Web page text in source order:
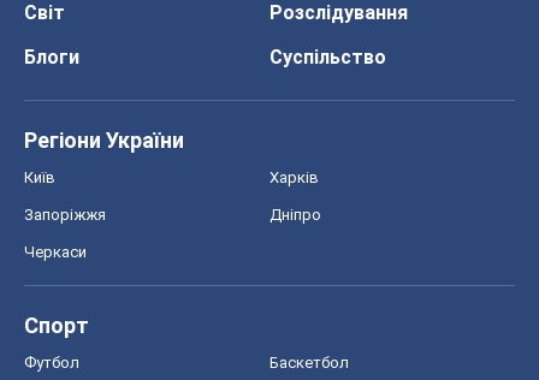
Світ
Розслідування
Блоги
Суспільство
Регіони України
Київ Харків
Запоріжжя Дніпро
Черкаси
Спорт
Футбол Баскетбол